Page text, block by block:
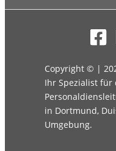
Copyright © |
Ihr Spezialist für
in Dortmund,
Umgebung.